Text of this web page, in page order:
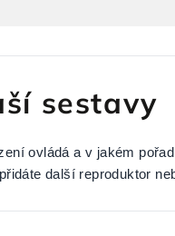
sestavy
ovládá a v jakém
další reproduktor